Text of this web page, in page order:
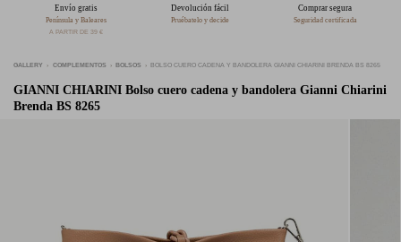
Envío gratis
Península y Baleares
A PARTIR DE 39 €
Devolución fácil
Pruébatelo y decide
Comprar segura
Seguridad certificada
GALLERY COMPLEMENTOS BOLSOS BOLSO CUERO CADENA Y BANDOLERA GIANNI CHIARINI BRENDA BS 8265
GIANNI CHIARINI Bolso cuero cadena y bandolera Gianni Chiarini
Brenda BS 8265